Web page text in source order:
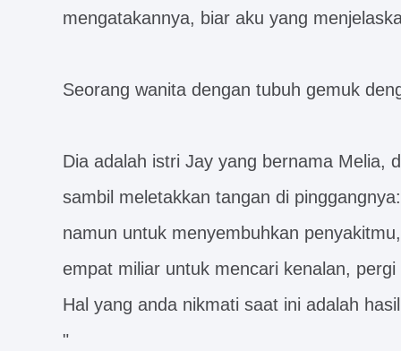
mengatakannya, biar aku yang
Seorang wanita dengan tubuh gemuk
Dia adalah istri Jay yang bernama Melia,
sambil meletakkan tangan di
namun untuk menyembuhkan
empat miliar untuk mencari kenalan,
Hal yang anda nikmati saat ini adalah
"